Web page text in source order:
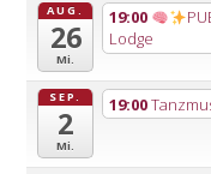
AUG.
26
Mi.
19:00
Lodge
SEP.
2
Mi.
19:00